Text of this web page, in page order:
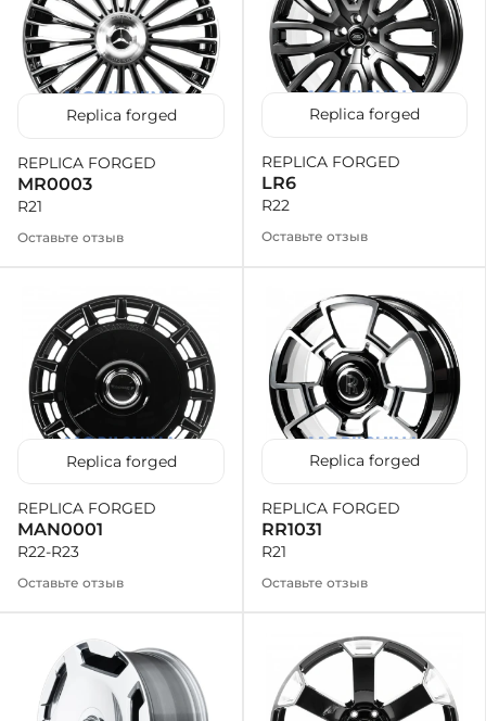
Replica forged
REPLICA FORGED
MR0003
R21
Оставьте отзыв
Replica forged
REPLICA FORGED
LR6
R22
Оставьте отзыв
Replica forged
REPLICA FORGED
MAN0001
R22-R23
Оставьте отзыв
Replica forged
REPLICA FORGED
RR1031
R21
Оставьте отзыв